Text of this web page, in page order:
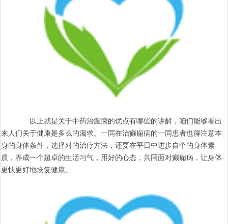
以上就是关于中药治癫痫的优点有哪些的讲解，咱们能够看出
来人们关于健康是多么的渴求。一同在治癫痫病的一同患者也得注意本
身的身体条件，选择对的治疗方法，还要在平日中进步自个的身体素
质，养成一个超卓的生活习气，用好的心态，共同面对癫痫病，让身体
更快更好地恢复健康。